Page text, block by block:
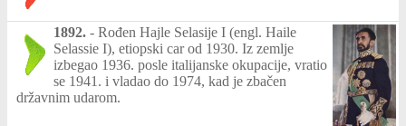
1892. - Rođen Hajle Selasije I (engl. Haile
Selassie I), etiopski car od 1930. Iz zemlje
izbegao 1936. posle italijanske okupacije, vratio
se 1941. i vladao do 1974, kad je zbačen
državnim udarom.